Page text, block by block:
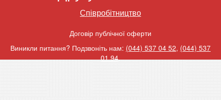
Співробітництво
Договір публічної оферти
Виникли питання? Подзвоніть нам: (044) 537 04 52, (044) 537
01 94.